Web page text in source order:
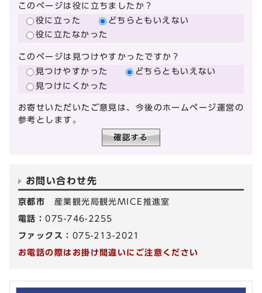
このページは役に立ちましたか？
役に立った
どちらともいえない
役に立たなかった
このページは見つけやすかったですか？
見つけやすかった
どちらともいえない
見つけにくかった
お寄せいただいたご意見は、今後のホームページ運営の
参考とします。
お問い合わせ先
京都市 産業観光局観光MICE推進室
電話：075-746-2255
ファックス： 075-213-2021
お電話の際はお掛け間違いにご注意ください